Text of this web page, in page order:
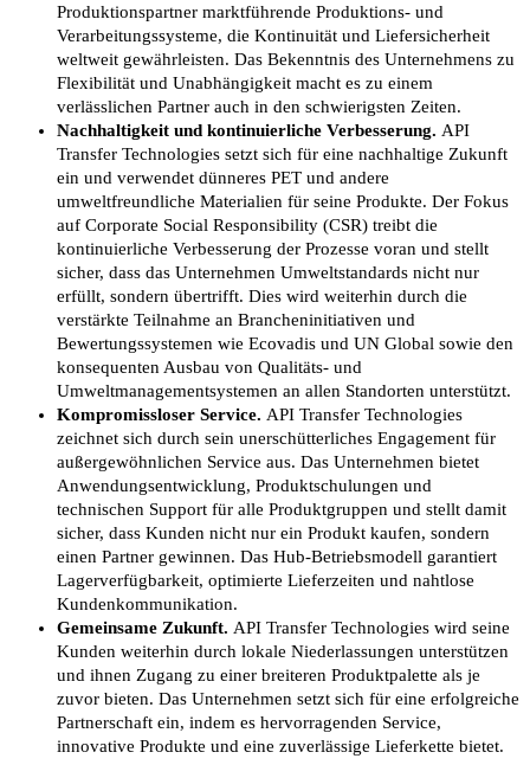
Produktionspartner marktführende Produktions- und
Verarbeitungssysteme, die Kontinuität und Liefersicherheit
weltweit gewährleisten. Das Bekenntnis des Unternehmens zu
Flexibilität und Unabhängigkeit macht es zu einem
verlässlichen Partner auch in den schwierigsten Zeiten.
Nachhaltigkeit und kontinuierliche Verbesserung. API
Transfer Technologies setzt sich für eine nachhaltige Zukunft
ein und verwendet dünneres PET und andere
umweltfreundliche Materialien für seine Produkte. Der Fokus
auf Corporate Social Responsibility (CSR) treibt die
kontinuierliche Verbesserung der Prozesse voran und stellt
sicher, dass das Unternehmen Umweltstandards nicht nur
erfüllt, sondern übertrifft. Dies wird weiterhin durch die
verstärkte Teilnahme an Brancheninitiativen und
Bewertungssystemen wie Ecovadis und UN Global sowie den
konsequenten Ausbau von Qualitäts- und
Umweltmanagementsystemen an allen Standorten unterstützt.
Kompromissloser Service. API Transfer Technologies
zeichnet sich durch sein unerschütterliches Engagement für
außergewöhnlichen Service aus. Das Unternehmen bietet
Anwendungsentwicklung, Produktschulungen und
technischen Support für alle Produktgruppen und stellt damit
sicher, dass Kunden nicht nur ein Produkt kaufen, sondern
einen Partner gewinnen. Das Hub-Betriebsmodell garantiert
Lagerverfügbarkeit, optimierte Lieferzeiten und nahtlose
Kundenkommunikation.
Gemeinsame Zukunft. API Transfer Technologies wird seine
Kunden weiterhin durch lokale Niederlassungen unterstützen
und ihnen Zugang zu einer breiteren Produktpalette als je
zuvor bieten. Das Unternehmen setzt sich für eine erfolgreiche
Partnerschaft ein, indem es hervorragenden Service,
innovative Produkte und eine zuverlässige Lieferkette bietet.